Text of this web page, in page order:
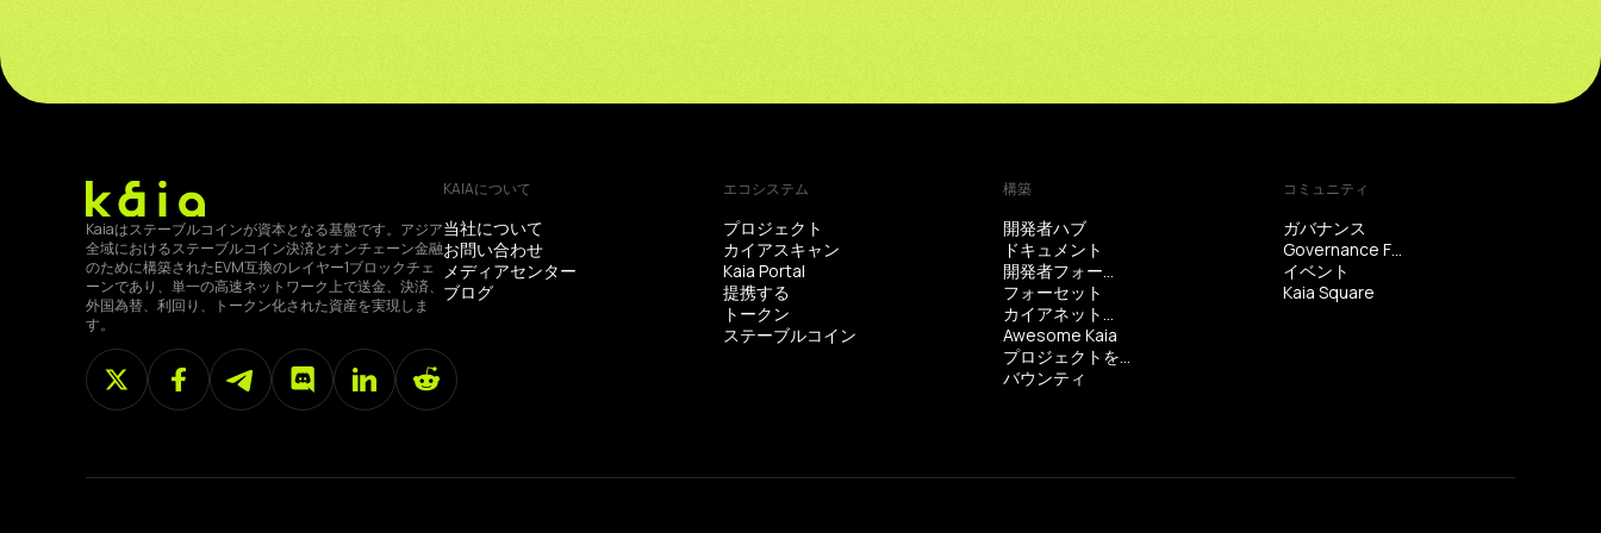
Kaiaはステーブルコインが資本となる基盤です。アジア
全域におけるステーブルコイン決済とオンチェーン金融
のために構築されたEVM互換のレイヤー1ブロックチェ
ーンであり、単一の高速ネットワーク上で送金、決済、
外国為替、利回り、トークン化された資産を実現しま
す。
KAIAについて
当社について
お問い合わせ
メディアセンター
ブログ
エコシステム
プロジェクト
カイアスキャン
Kaia Portal
提携する
トークン
ステーブルコイン
構築
開発者ハブ
ドキュメント
開発者フォーラム
フォーセット
カイアネットワークのステータス
Awesome Kaia
プロジェクトを提出する
バウンティ
コミュニティ
ガバナンス
Governance Forum
イベント
Kaia Square